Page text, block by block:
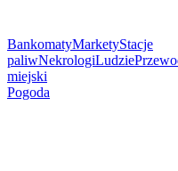
BankomatyMarketyStacje
paliwNekrologiLudzie
miejski
Pogoda